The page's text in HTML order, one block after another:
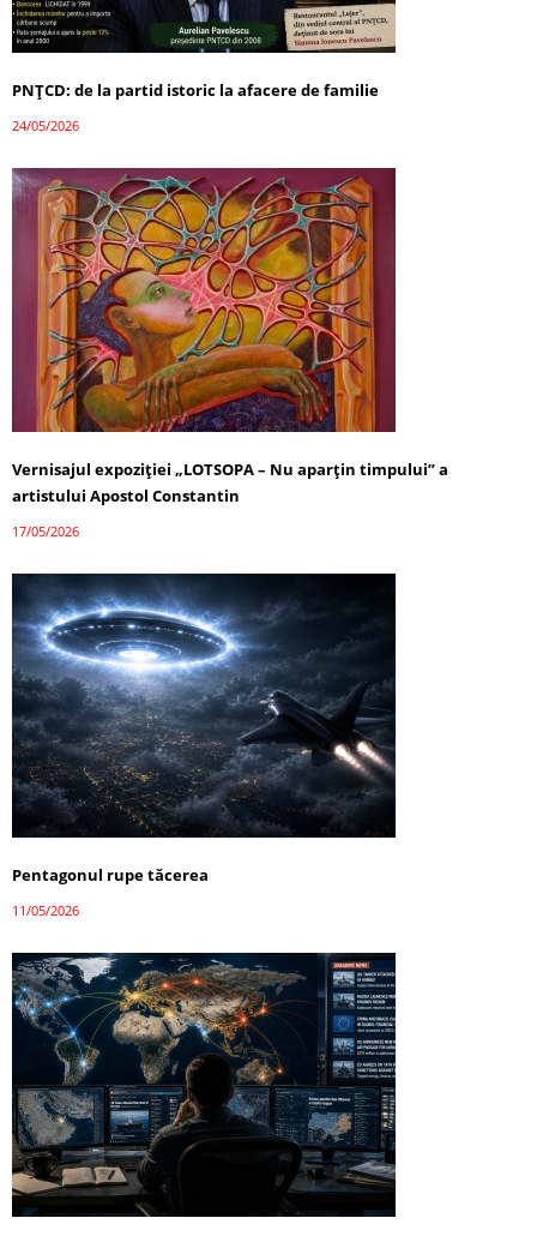
PNȚCD: de la partid istoric la afacere de familie
24/05/2026
Vernisajul expoziției „LOTSOPA – Nu aparțin timpului” a
artistului Apostol Constantin
17/05/2026
Pentagonul rupe tăcerea
11/05/2026